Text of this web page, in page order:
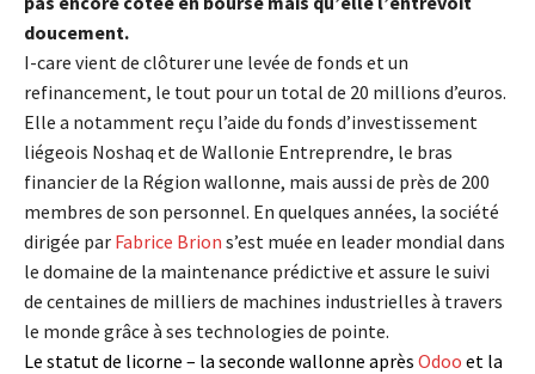
doucement.
I-care vient de clôturer une levée de fonds et un
refinancement, le tout pour un total de 20 millions d’euros.
Elle a notamment reçu l’aide du fonds d’investissement
liégeois Noshaq et de Wallonie Entreprendre, le bras
financier de la Région wallonne, mais aussi de près de 200
membres de son personnel. En quelques années, la société
dirigée par Fabrice Brion s’est muée en leader mondial dans
le domaine de la maintenance prédictive et assure le suivi
de centaines de milliers de machines industrielles à travers
le monde grâce à ses technologies de pointe.
Le statut de licorne – la seconde wallonne après Odoo et la